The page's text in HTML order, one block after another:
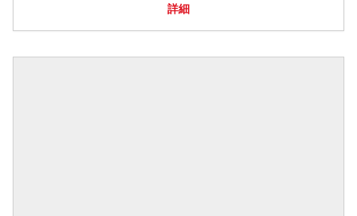
詳細